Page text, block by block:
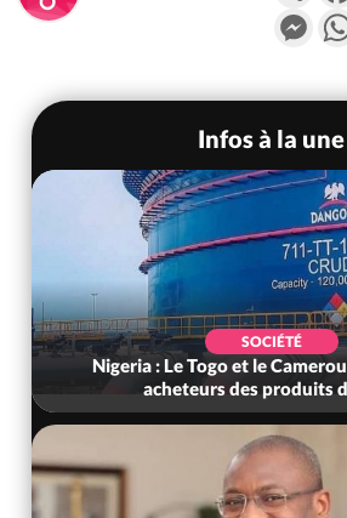
Infos à la une
SOCIÉTÉ
Nigeria : Le Togo et le
acheteurs des produits